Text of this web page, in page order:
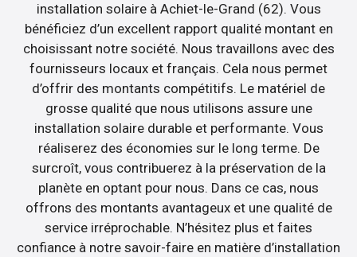
installation solaire à Achiet-le-Grand (62). Vous
bénéficiez d’un excellent rapport qualité montant en
choisissant notre société. Nous travaillons avec des
fournisseurs locaux et français. Cela nous permet
d’offrir des montants compétitifs. Le matériel de
grosse qualité que nous utilisons assure une
installation solaire durable et performante. Vous
réaliserez des économies sur le long terme. De
surcroît, vous contribuerez à la préservation de la
planète en optant pour nous. Dans ce cas, nous
offrons des montants avantageux et une qualité de
service irréprochable. N’hésitez plus et faites
confiance à notre savoir-faire en matière d’installation